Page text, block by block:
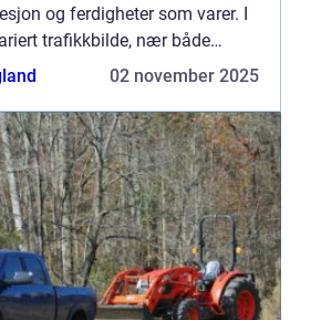
og ferdigheter som varer. I
trafikkbilde, nær både
02 november 2025